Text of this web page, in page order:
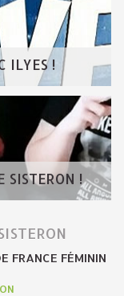
ILYES !
SISTERON !
FRANCE FÉMININ